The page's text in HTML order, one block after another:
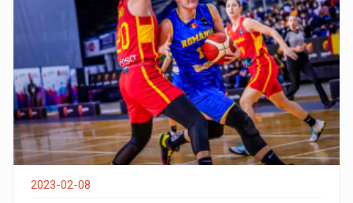
2023-02-08